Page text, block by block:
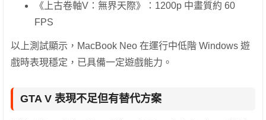
《上古卷軸V：無界天際》：1200p 中畫質約 60
FPS
以上測試顯示，MacBook Neo 在運行中低階 Windows 遊
戲時表現穩定，已具備一定遊戲能力。
GTA V 表現不足但有替代方案